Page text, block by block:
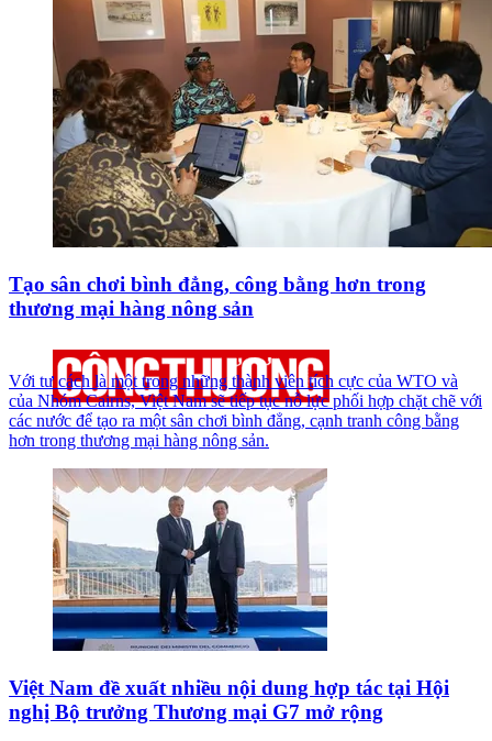
Tạo sân chơi bình đẳng, công bằng hơn trong
thương mại hàng nông sản
Với tư cách là một trong những thành viên tích cực của WTO và
của Nhóm Cairns, Việt Nam sẽ tiếp tục nỗ lực phối hợp chặt chẽ với
các nước để tạo ra một sân chơi bình đẳng, cạnh tranh công bằng
hơn trong thương mại hàng nông sản.
Việt Nam đề xuất nhiều nội dung hợp tác tại Hội
nghị Bộ trưởng Thương mại G7 mở rộng